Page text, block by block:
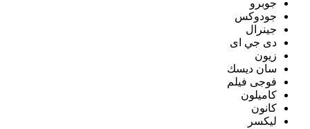
جوبرو
جودوكس
جينرال
دى جي اى
زيون
سان ديسك
فوجى فيلم
كاميلون
كانون
ليكسر